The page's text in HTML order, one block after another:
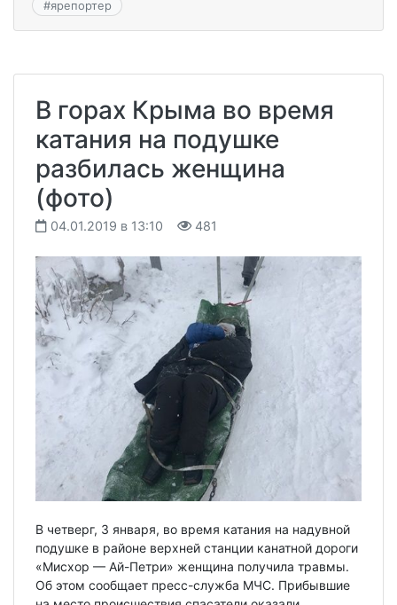
#ярепортер
В горах Крыма во время
катания на подушке
разбилась женщина
(фото)
04.01.2019 в 13:10 481
В четверг, 3 января, во время катания на надувной
подушке в районе верхней станции канатной дороги
«Мисхор — Ай-Петри» женщина получила травмы.
Об этом сообщает пресс-служба МЧС. Прибывшие